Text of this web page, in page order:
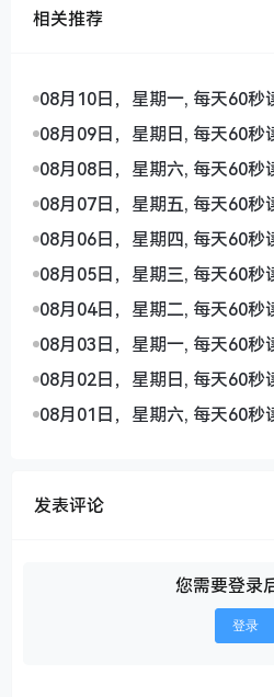
相关推荐
08月10日，星期一, 每天60秒
08月09日，星期日, 每天60秒
08月08日，星期六, 每天60秒
08月07日，星期五, 每天60秒
08月06日，星期四, 每天60秒
08月05日，星期三, 每天60秒
08月04日，星期二, 每天60秒
08月03日，星期一, 每天60秒
08月02日，星期日, 每天60秒
08月01日，星期六, 每天60秒
发表评论
您需要登录
登录